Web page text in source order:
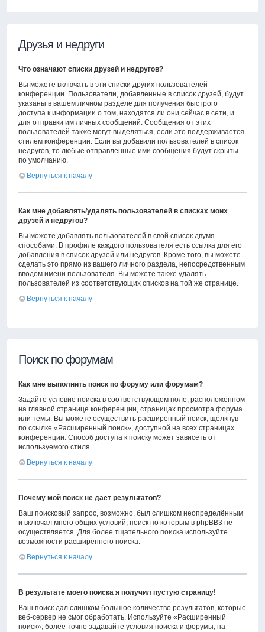
Друзья и недруги
Что означают списки друзей и недругов?
Вы можете включать в эти списки других пользователей
конференции. Пользователи, добавленные в список друзей, будут
указаны в вашем личном разделе для получения быстрого
доступа к информации о том, находятся ли они сейчас в сети, и
для отправки им личных сообщений. Сообщения от этих
пользователей также могут выделяться, если это поддерживается
стилем конференции. Если вы добавили пользователей в список
недругов, то любые отправленные ими сообщения будут скрыты
по умолчанию.
Вернуться к началу
Как мне добавлять/удалять пользователей в списках моих
друзей и недругов?
Вы можете добавлять пользователей в свой список двумя
способами. В профиле каждого пользователя есть ссылка для его
добавления в список друзей или недругов. Кроме того, вы можете
сделать это прямо из вашего личного раздела, непосредственным
вводом имени пользователя. Вы можете также удалять
пользователей из соответствующих списков на той же странице.
Вернуться к началу
Поиск по форумам
Как мне выполнить поиск по форуму или форумам?
Задайте условие поиска в соответствующем поле, расположенном
на главной странице конференции, страницах просмотра форума
или темы. Вы можете осуществить расширенный поиск, щёлкнув
по ссылке «Расширенный поиск», доступной на всех страницах
конференции. Способ доступа к поиску может зависеть от
используемого стиля.
Вернуться к началу
Почему мой поиск не даёт результатов?
Ваш поисковый запрос, возможно, был слишком неопределённым
и включал много общих условий, поиск по которым в phpBB3 не
осуществляется. Для более тщательного поиска используйте
возможности расширенного поиска.
Вернуться к началу
В результате моего поиска я получил пустую страницу!
Ваш поиск дал слишком большое количество результатов, которые
веб-сервер не смог обработать. Используйте «Расширенный
поиск», более точно задавайте условия поиска и форумы, на